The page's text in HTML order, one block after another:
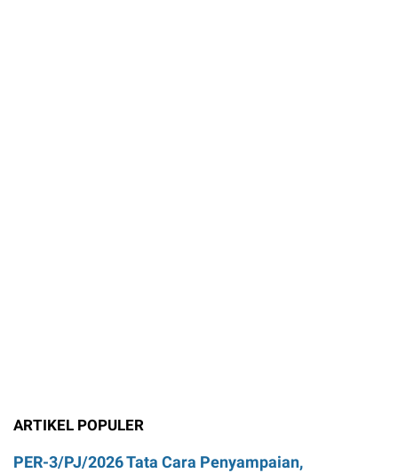
ARTIKEL POPULER
PER-3/PJ/2026 Tata Cara Penyampaian,